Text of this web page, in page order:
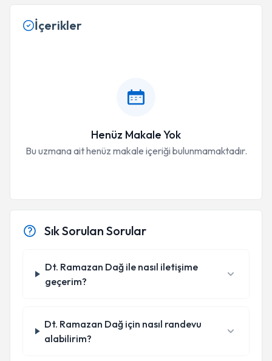
İçerikler
Henüz Makale Yok
Bu uzmana ait henüz makale içeriği bulunmamaktadır.
Sık Sorulan Sorular
Dt. Ramazan Dağ ile nasıl iletişime
geçerim?
Dt. Ramazan Dağ için nasıl randevu
alabilirim?